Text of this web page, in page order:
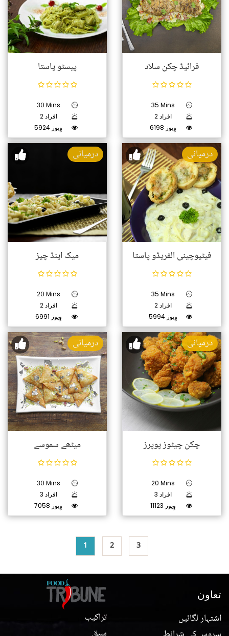
پیسٹو پاستا
30 Mins
2 افراد
5924 وِیوز
فرائیڈ چکن سلاد
35 Mins
2 افراد
6198 وِیوز
درمیانی
میک اینڈ چیز
20 Mins
2 افراد
6991 وِیوز
درمیانی
فیٹیوچینی الفریڈو پاستا
35 Mins
2 افراد
5994 وِیوز
درمیانی
میٹھے سموسے
30 Mins
3 افراد
7058 وِیوز
درمیانی
چکن چیٹوز پوپرز
20 Mins
3 افراد
11123 وِیوز
1 2 3
تراکیب
تعاون
اشتہار لگائیں